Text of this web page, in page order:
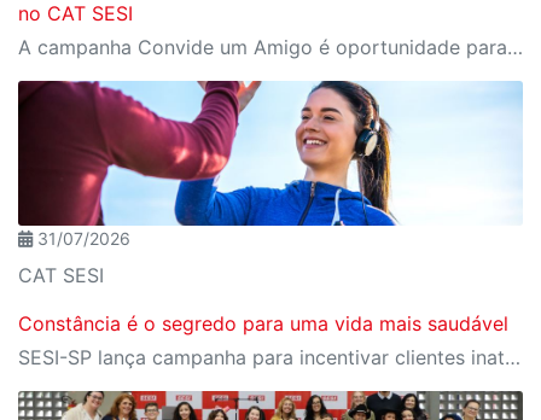
no CAT SESI
A campanha Convide um Amigo é oportunidade para reunir amigos para aproveitar juntos toda estrutura da unidade SESI-SP mais próxima. Os benefícios para clientes e convidados estão no regulamento
31/07/2026
CAT SESI
Constância é o segredo para uma vida mais saudável
SESI-SP lança campanha para incentivar clientes inativos a retomarem a prática de atividades físicas, esporte e lazer com benefícios exclusivos